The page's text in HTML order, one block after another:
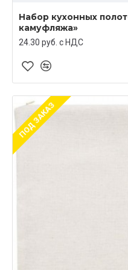
Набор кухонных
камуфляжа»
24.30 руб. c НДС
ПОД ЗАКАЗ